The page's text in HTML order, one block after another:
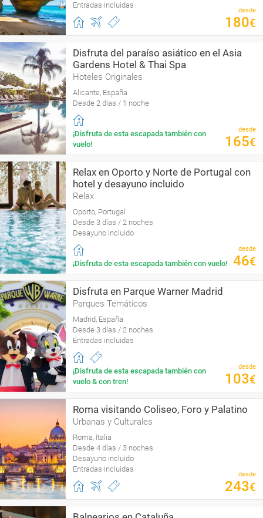
Entradas incluidas
desde
180€
Disfruta del paraíso asiático en el Asia
Gardens Hotel & Thai Spa
Hoteles Originales
Alicante, España
Desde 2 días / 1 noche
¡Disfruta de esta escapada también con
vuelo!
desde
165€
Relax en Oporto y Norte de Portugal con
hotel y desayuno incluido
Relax
Oporto, Portugal
Desde 3 días / 2 noches
Desayuno incluido
¡Disfruta de esta escapada también con vuelo!
desde
46€
Disfruta en Parque Warner Madrid
Parques Temáticos
Madrid, España
Desde 3 días / 2 noches
Entradas incluidas
¡Disfruta de esta escapada también con
vuelo & con tren!
desde
103€
Roma visitando Coliseo, Foro y Palatino
Urbanas y Culturales
Roma, Italia
Desde 4 días / 3 noches
Desayuno incluido
Entradas incluidas
desde
243€